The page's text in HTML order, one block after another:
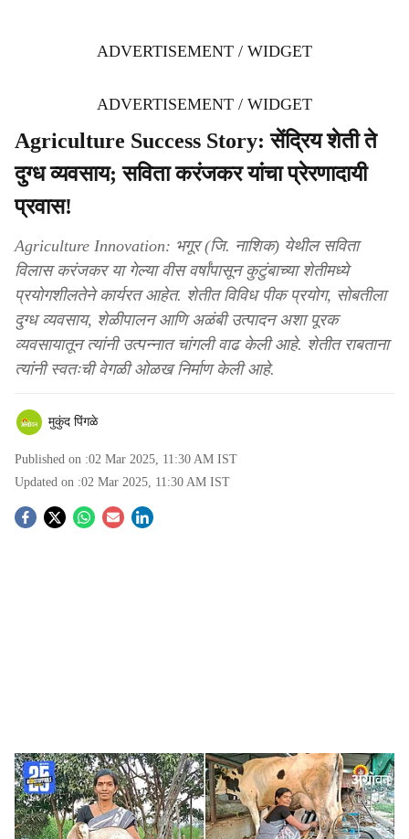
ADVERTISEMENT / WIDGET
ADVERTISEMENT / WIDGET
Agriculture Success Story: सेंद्रिय शेती ते
दुग्ध व्यवसाय; सविता करंजकर यांचा प्रेरणादायी
प्रवास!
Agriculture Innovation: भगूर (जि. नाशिक) येथील सविता
विलास करंजकर या गेल्या वीस वर्षांपासून कुटुंबाच्या शेतीमध्ये
प्रयोगशीलतेने कार्यरत आहेत. शेतीत विविध पीक प्रयोग, सोबतीला
दुग्ध व्यवसाय, शेळीपालन आणि अळंबी उत्पादन अशा पूरक
व्यवसायातून त्यांनी उत्पन्नात चांगली वाढ केली आहे. शेतीत राबताना
त्यांनी स्वतःची वेगळी ओळख निर्माण केली आहे.
मुकुंद पिंगळे
Published on :02 Mar 2025, 11:30 AM IST
Updated on :02 Mar 2025, 11:30 AM IST
S
h
a
Savita Karanjkar-Agrowon
Rural Success Story:भगूर (ता.जि. नाशिक) येथील करंजकर
कुटुंबीयांची अल्पभूधारक अशीच ओळख होती. सिंचन सुविधा